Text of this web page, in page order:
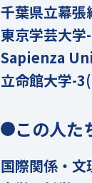
千葉県立幕
東京学芸大
Sapienza
立命館大学-
この人た
国際関係・文